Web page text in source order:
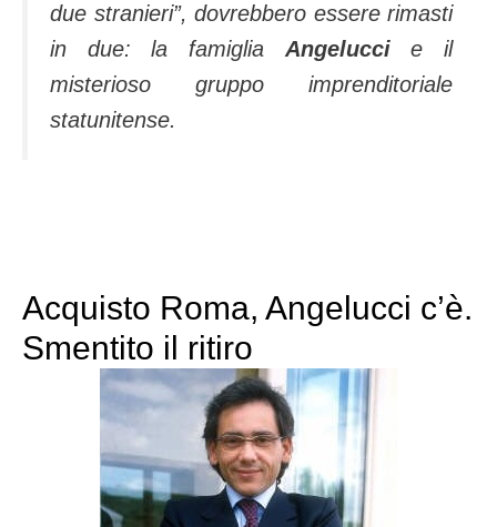
due stranieri”, dovrebbero essere rimasti
in due: la famiglia Angeluccie il
misterioso gruppo imprenditoriale
statunitense.
Acquisto Roma, Angelucci c’è.
Smentito il ritiro